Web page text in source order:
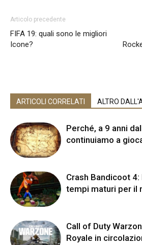
Articolo precedente
FIFA 19: quali sono le migliori
Icone?
ARTICOLI CORRELATI ALTRO
Perché, a 9 anni
continuiamo a
Crash Bandicoot 4:
tempi maturi per il
Call of Duty
Royale in